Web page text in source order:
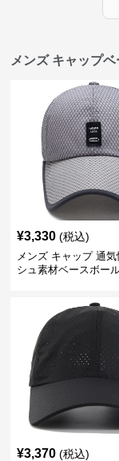
メンズ キャップ
¥3,330 (税込)
メンズ キャップ 通
シュ素材ベースボー
¥3,370 (税込)